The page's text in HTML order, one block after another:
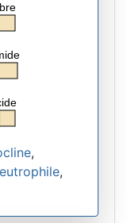
,
,